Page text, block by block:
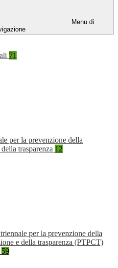
Menu di
71
per la prevenzione della
trasparenza 12
per la prevenzione della
e della trasparenza (PTPCT)
59